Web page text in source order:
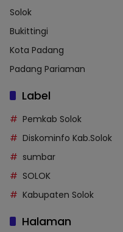
Solok
Bukittingi
Kota Padang
Padang Pariaman
Label
Pemkab Solok
Diskominfo Kab.Solok
sumbar
SOLOK
Kabupaten Solok
Halaman